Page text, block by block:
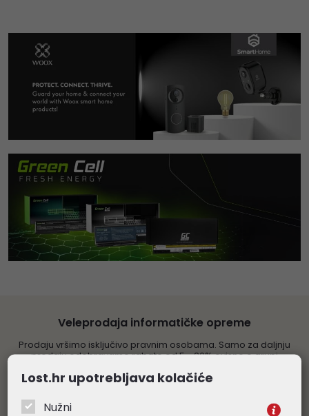
Veleprodaja informatičke opreme
Prodaju vršimo isključivo pravnim osobama. Samo za daljnju
prodaju odobravamo rabate od 5 - 20% ovisno o grupi
Obratite nam se s povjerenjem
Lost.hr upotrebljava kolačiće
Nužni